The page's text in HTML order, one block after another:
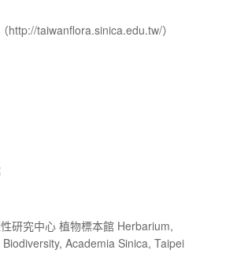
http://taiwanflora.sinica.edu.tw/）
研究中心 植物標本館 Herbarium,
Academia Sinica, Taipei